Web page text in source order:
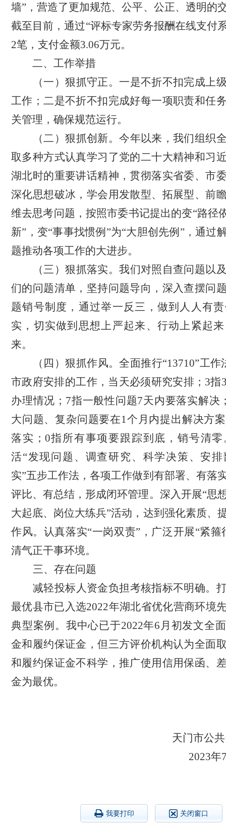
墙”，营造了更加规范、公平、公正、透明的
截至目前，通过“评标专家劳务报酬在线支付
2笔，支付金额3.06万元。
二、工作举措
（一）狠抓守正。一是不折不扣完成上
工作；二是不折不扣完成好每一项职责和任
关管理，确保规范运行。
（二）狠抓创新。今年以来，我们组织
取多种方式认真学习了党的二十大精神和习
湖北时的重要讲话精神，贯彻落实省委、市
深化思想破冰，学会用发散型、拓展型、前
维去思考问题 ，按照市委书记提出的变“路径
新”，变“事事找惯例”为“大胆创先例”，通过
题推动各项工作的大进步。
（三）狠抓落实。我们对照自查问题以
们的问题清单，坚持问题导向，深入查摆问
题销号制度，通过举一反三，做到人人有
实，切实做到思想上严起来、行动上紧起
来。
（四）狠抓作风。全面推行“13710”工
市政府安排的工作，当天必须研究安排；3指
办理情况；7指一般性问题7天内要落实解决
大问题、复杂问题要在1个月内提出解决方
落实；0指所有事项要跟踪到底，销号清
活“发现问题、调查研究、科学决策、安
实”五步工作法，各项工作做到有部署、有落
评比、有总结，形成闭环管理。深入开展“思
大起底、岗位大练兵”活动，达到强化素质、
作风。认真落实“一岗双责”， 广泛开展“紧箍
清气正干事环境。
三、存在问题
减轻投标人资金负担考核指标不明确。
最优县市已入选2022年湖北省优化营商环境
典型案例。我中心已于2022年6月初发文全
金和履约保证金，但三方评价机构认为全面
和履约保证金不科学，推广使用信用保函、
金为最优。
天门市公
2023年
我要打印 关闭窗口